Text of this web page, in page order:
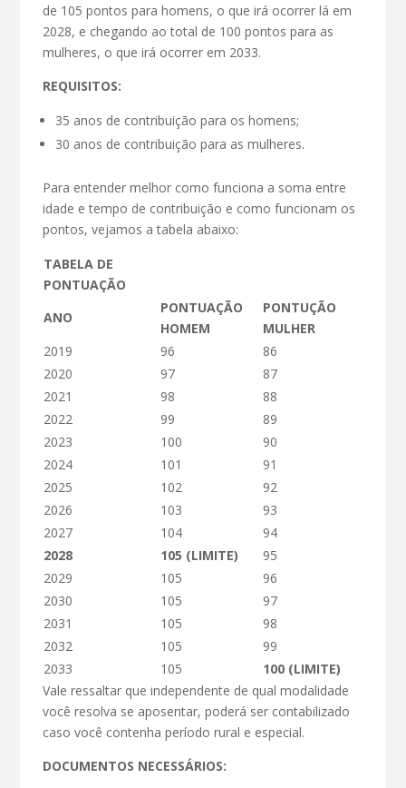
de 105 pontos para homens, o que irá ocorrer lá em
2028, e chegando ao total de 100 pontos para as
mulheres, o que irá ocorrer em 2033.
REQUISITOS:
35 anos de contribuição para os homens;
30 anos de contribuição para as mulheres.
Para entender melhor como funciona a soma entre
idade e tempo de contribuição e como funcionam os
pontos, vejamos a tabela abaixo:
TABELA DE
PONTUAÇÃO
ANO
PONTUAÇÃO
HOMEM
PONTUÇÃO
MULHER
2019
96
86
2020
97
87
2021
98
88
2022
99
89
2023
100
90
2024
101
91
2025
102
92
2026
103
93
2027
104
94
2028
105 (LIMITE)
95
2029
105
96
2030
105
97
2031
105
98
2032
105
99
2033
105
100 (LIMITE)
Vale ressaltar que independente de qual modalidade
você resolva se aposentar, poderá ser contabilizado
caso você contenha período rural e especial.
DOCUMENTOS NECESSÁRIOS: